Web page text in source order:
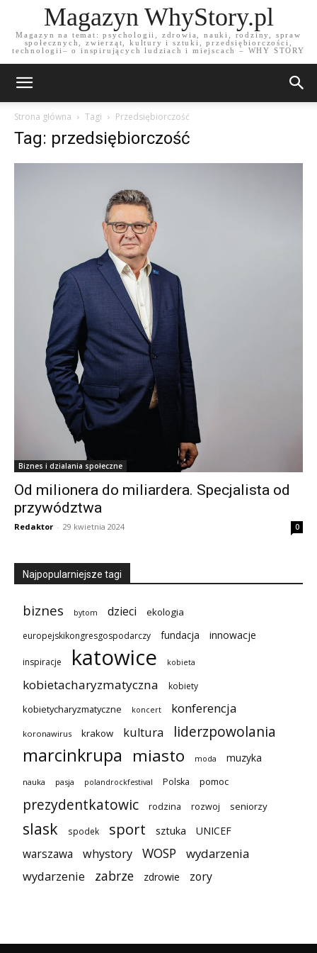
Magazyn WhyStory.pl
Magazyn na temat: psychologii, zdrowia, nauki, rodziny, spraw
społecznych, zwierząt, kultury i sztuki, przedsiębiorczości,
technologii– o inspirujących ludziach i miejscach – WHY STORY
Strona główna Tagi Przedsiębiorczość
Tag: przedsiębiorczość
Biznes i dzialania społeczne
Od milionera do miliardera. Specjalista od
przywództwa
Redaktor - 29 kwietnia 2024 0
Najpopularniejsze tagi
biznes bytom dzieci ekologia
europejskikongresgospodarczy fundacja innowacje
inspiracje katowice kobieta
kobietacharyzmatyczna kobiety
kobietycharyzmatyczne koncert konferencja
koronawirus krakow kultura liderzpowolania
marcinkrupa miasto moda muzyka
nauka pasja polandrockfestival Polska pomoc
prezydentkatowic rodzina rozwoj seniorzy
slask spodek sport sztuka UNICEF
warszawa whystory WOSP
wydarzenia
wydarzenie
zabrze zdrowie zory